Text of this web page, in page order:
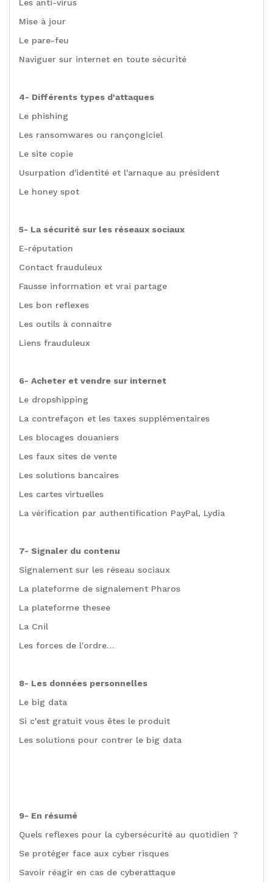
Les anti-virus
Mise à jour
Le pare-feu
Naviguer sur internet en toute sécurité
4- Différents types d'attaques
Le phishing
Les ransomwares ou rançongiciel
Le site copie
Usurpation d'identité et l'arnaque au président
Le honey spot
5- La sécurité sur les réseaux sociaux
E-réputation
Contact frauduleux
Fausse information et vrai partage
Les bon reflexes
Les outils à connaitre
Liens frauduleux
6- Acheter et vendre sur internet
Le dropshipping
La contrefaçon et les taxes supplémentaires
Les blocages douaniers
Les faux sites de vente
Les solutions bancaires
Les cartes virtuelles
La vérification par authentification PayPal, Lydia
7- Signaler du contenu
Signalement sur les réseau sociaux
La plateforme de signalement Pharos
La plateforme thesee
La Cnil
Les forces de l'ordre…
8- Les données personnelles
Le big data
Si c'est gratuit vous êtes le produit
Les solutions pour contrer le big data
9- En résumé
Quels reflexes pour la cybersécurité au quotidien ?
Se protéger face aux cyber risques
Savoir réagir en cas de cyberattaque